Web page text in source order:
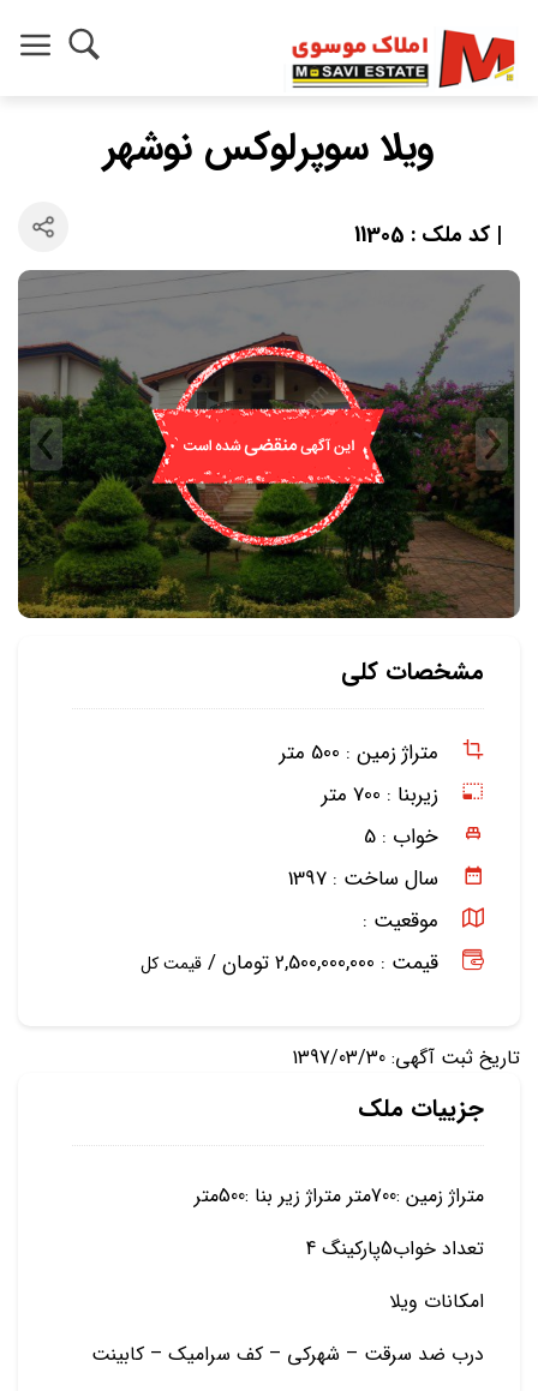
ویلا سوپرلوکس نوشهر
| کد ملک : 11305
مشخصات کلی
متراژ زمین : 500 متر
زیربنا : 700 متر
خواب : 5
سال ساخت : 1397
موقعیت :
قیمت : 2,500,000,000 تومان /
قیمت کل
تاریخ ثبت آگهی: 1397/03/30
جزییات ملک
متراژ زمین :700متر متراژ زیر بنا :500متر
تعداد خواب5پارکینگ 4
امکانات ویلا
درب ضد سرقت – شهرکی – کف سرامیک – کابینت